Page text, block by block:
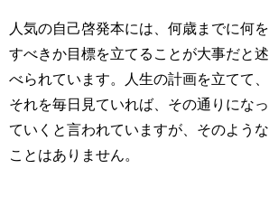
人気の自己啓発本には、何歳までに何を
すべきか目標を立てることが大事だと述
べられています。人生の計画を立てて、
それを毎日見ていれば、その通りになっ
ていくと言われていますが、そのような
ことはありません。